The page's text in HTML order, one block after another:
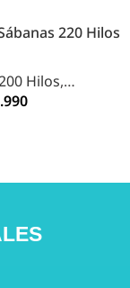
220 Hilos
Hilos,